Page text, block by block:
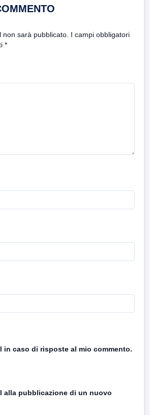
non sarà pubblicato. I campi obbligatori
*
in caso di risposte al mio commento.
alla pubblicazione di un nuovo